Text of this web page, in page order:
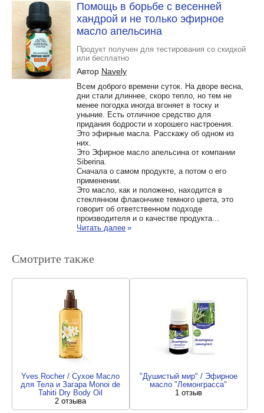
Помощь в борьбе с весенней
хандрой и не только эфирное
масло апельсина
Продукт получен для тестирования со скидкой
или бесплатно
Автор Navely
Всем доброго времени суток. На дворе весна,
дни стали длиннее, скоро тепло, но тем не
менее погодка иногда вгоняет в тоску и
уныние. Есть отличное средство для
придания бодрости и хорошего настроения.
Это эфирные масла. Расскажу об одном из
них.
Это Эфирное масло апельсина от компании
Siberina.
Сначала о самом продукте, а потом о его
применении.
Это масло, как и положено, находится в
стеклянном флакончике темного цвета, это
говорит об ответственном подходе
производителя и о качестве продукта...
Читать далее »
Смотрите также
Yves Rocher / Сухое Масло
для Тела и Загара Monoi de
Tahiti Dry Body Oil
2 отзыва
"Душистый мир" / Эфирное
масло "Лемонграсса"
1 отзыв